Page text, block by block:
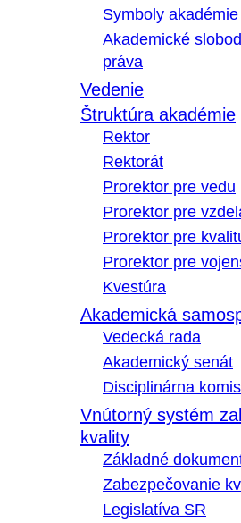
Symboly akadémie
Akademické
práva
Vedenie
Štruktúra akadémie
Rektor
Rektorát
Prorektor pre vedu
Prorektor pre
Prorektor pre
Prorektor pre
Kvestúra
Akademická
Vedecká rada
Akademický senát
Disciplinárna
Vnútorný systém
kvality
Základné
Zabezpečovanie
Legislatíva SR